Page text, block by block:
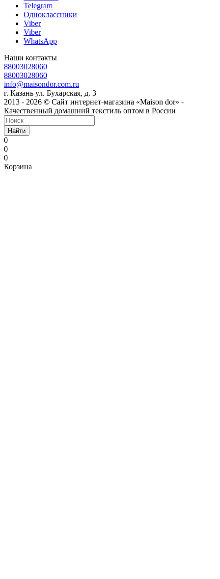
Telegram
Одноклассники
Viber
Viber
WhatsApp
Наши контакты
88003028060
88003028060
info@maisondor.com.ru
г. Казань ул. Бухарская, д. 3
2013 - 2026 © Сайт интернет-магазина «Maison dor» -
Качественный домашний текстиль оптом в России
Найти
0
0
0
Корзина